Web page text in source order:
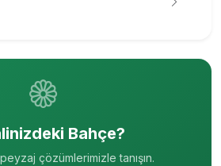
Bahçe?
çözümlerimizle tanışın.